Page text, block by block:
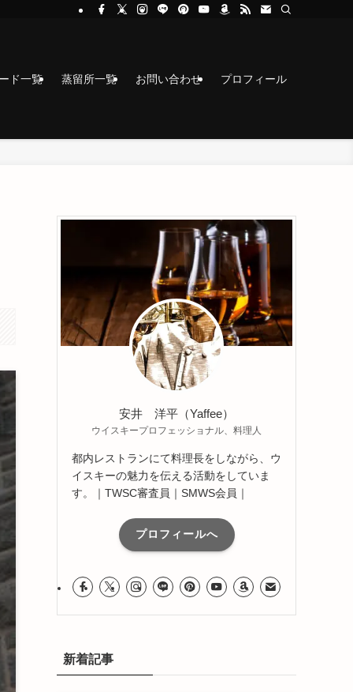
ド一覧 蒸留所一覧 お問い合わせ プロフィール
安井 洋平（Yaffee）
ウイスキープロフェッショナル、料理人
都内レストランにて料理長をしながら、ウ
イスキーの魅力を伝える活動をしていま
す。｜TWSC審査員｜SMWS会員｜
プロフィールへ
新着記事